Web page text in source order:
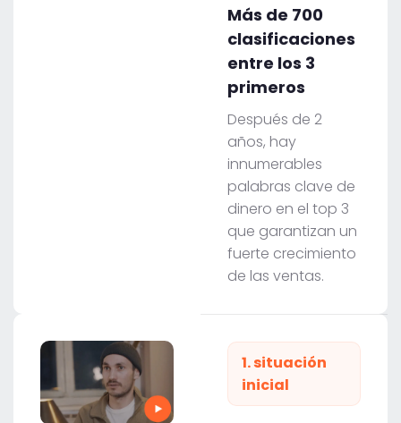
Más de 700
clasificaciones
entre los 3
primeros
Después de 2
años, hay
innumerables
palabras clave de
dinero en el top 3
que garantizan un
fuerte crecimiento
de las ventas.
1. situación
inicial